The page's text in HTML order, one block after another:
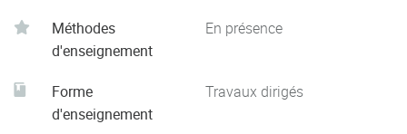
Méthodes
d'enseignement
En présence
Forme
d'enseignement
Travaux dirigés